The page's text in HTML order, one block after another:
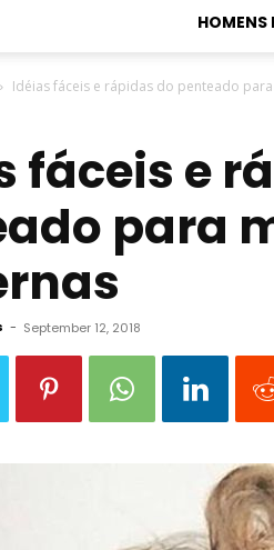
HOMENS
Idéias fáceis e rápidas do penteado
fáceis e
para
- September 12, 2018